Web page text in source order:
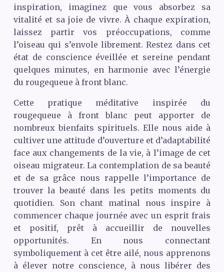
inspiration, imaginez que vous absorbez sa
vitalité et sa joie de vivre. À chaque expiration,
laissez partir vos préoccupations, comme
l’oiseau qui s’envole librement. Restez dans cet
état de conscience éveillée et sereine pendant
quelques minutes, en harmonie avec l’énergie
du rougequeue à front blanc.
Cette pratique méditative inspirée du
rougequeue à front blanc peut apporter de
nombreux bienfaits spirituels. Elle nous aide à
cultiver une attitude d’ouverture et d’adaptabilité
face aux changements de la vie, à l’image de cet
oiseau migrateur. La contemplation de sa beauté
et de sa grâce nous rappelle l’importance de
trouver la beauté dans les petits moments du
quotidien. Son chant matinal nous inspire à
commencer chaque journée avec un esprit frais
et positif, prêt à accueillir de nouvelles
opportunités. En nous connectant
symboliquement à cet être ailé, nous apprenons
à élever notre conscience, à nous libérer des